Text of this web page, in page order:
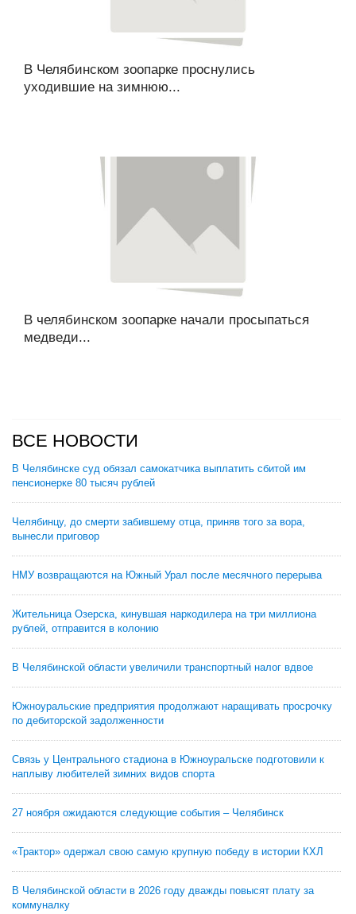
В Челябинском зоопарке проснулись
уходившие на зимнюю...
В челябинском зоопарке начали просыпаться
медведи...
ВСЕ НОВОСТИ
В Челябинске суд обязал самокатчика выплатить сбитой им
пенсионерке 80 тысяч рублей
Челябинцу, до смерти забившему отца, приняв того за вора,
вынесли приговор
НМУ возвращаются на Южный Урал после месячного перерыва
Жительница Озерска, кинувшая наркодилера на три миллиона
рублей, отправится в колонию
В Челябинской области увеличили транспортный налог вдвое
Южноуральские предприятия продолжают наращивать просрочку
по дебиторской задолженности
Связь у Центрального стадиона в Южноуральске подготовили к
наплыву любителей зимних видов спорта
27 ноября ожидаются следующие события – Челябинск
«Трактор» одержал свою самую крупную победу в истории КХЛ
В Челябинской области в 2026 году дважды повысят плату за
коммуналку